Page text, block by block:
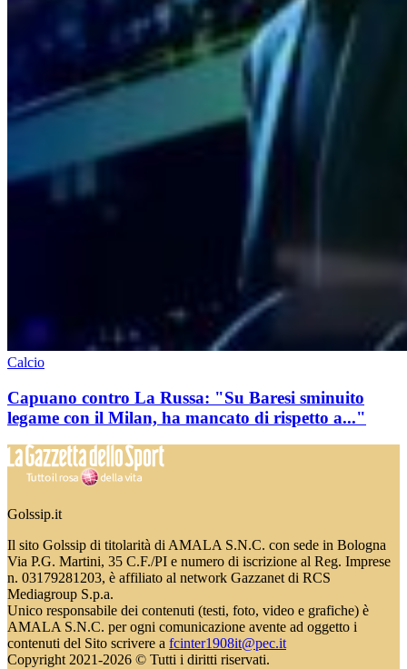
Calcio
Capuano contro La Russa: "Su Baresi sminuito
legame con il Milan, ha mancato di rispetto a..."
Golssip.it
Il sito Golssip di titolarità di AMALA S.N.C. con sede in Bologna
Via P.G. Martini, 35 C.F./PI e numero di iscrizione al Reg. Imprese
n. 03179281203, è affiliato al network Gazzanet di RCS
Mediagroup S.p.a.
Unico responsabile dei contenuti (testi, foto, video e grafiche) è
AMALA S.N.C. per ogni comunicazione avente ad oggetto i
contenuti del Sito scrivere a fcinter1908it@pec.it
Copyright 2021-2026 © Tutti i diritti riservati.